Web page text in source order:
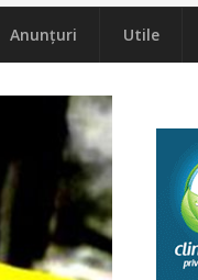
Anunțuri Utile